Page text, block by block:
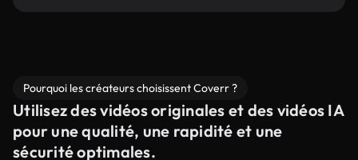
Pourquoi les créateurs choisissent Coverr ?
Utilisez des vidéos originales et des vidéos IA
pour une qualité, une rapidité et une
sécurité optimales.